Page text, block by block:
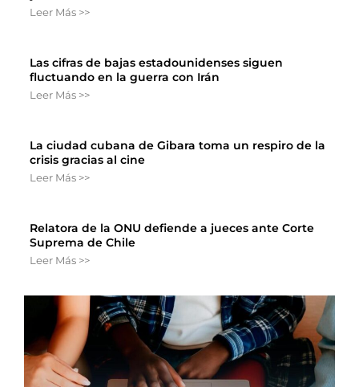
Leer Más >>
Las cifras de bajas estadounidenses siguen
fluctuando en la guerra con Irán
Leer Más >>
La ciudad cubana de Gibara toma un respiro de la
crisis gracias al cine
Leer Más >>
Relatora de la ONU defiende a jueces ante Corte
Suprema de Chile
Leer Más >>